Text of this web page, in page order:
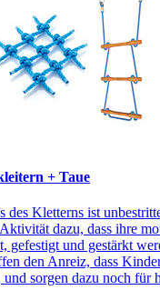
+ Taue
des Kletterns ist
dazu, dass ihre
gefestigt und gestärkt
den Anreiz, dass
sorgen dazu noch für